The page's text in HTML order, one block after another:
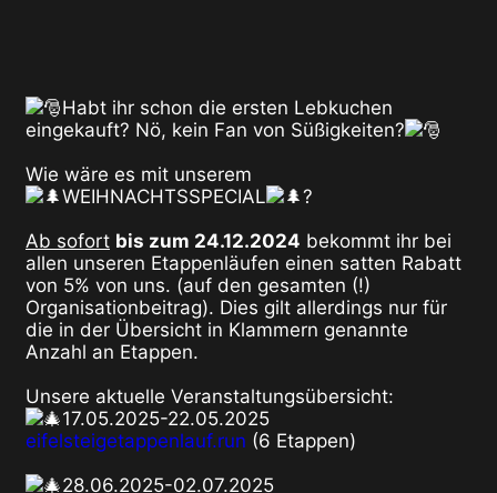
Habt ihr schon die ersten Lebkuchen
eingekauft? Nö, kein Fan von Süßigkeiten?
Wie wäre es mit unserem
WEIHNACHTSSPECIAL
?
Ab sofort bis zum 24.12.2024 bekommt ihr bei
allen unseren Etappenläufen einen satten Rabatt
von 5% von uns. (auf den gesamten (!)
Organisationbeitrag). Dies gilt allerdings nur für
die in der Übersicht in Klammern genannte
Anzahl an Etappen.
Unsere aktuelle Veranstaltungsübersicht:
17.05.2025-22.05.2025
eifelsteigetappenlauf.run (6 Etappen)
28.06.2025-02.07.2025